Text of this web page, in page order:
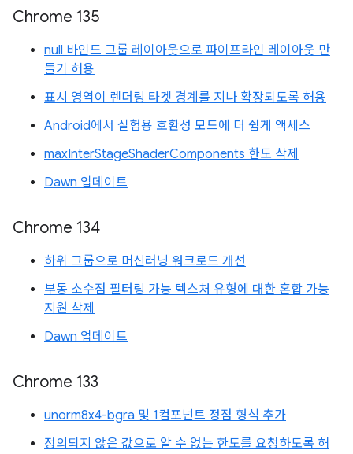
Chrome 135
null 바인드 그룹 레이아웃으로 파이프라인 레이아웃 만
들기 허용
표시 영역이 렌더링 타겟 경계를 지나 확장되도록 허용
Android에서 실험용 호환성 모드에 더 쉽게 액세스
maxInterStageShaderComponents 한도 삭제
Dawn 업데이트
Chrome 134
하위 그룹으로 머신러닝 워크로드 개선
부동 소수점 필터링 가능 텍스처 유형에 대한 혼합 가능
지원 삭제
Dawn 업데이트
Chrome 133
unorm8x4-bgra 및 1컴포넌트 정점 형식 추가
정의되지 않은 값으로 알 수 없는 한도를 요청하도록 허